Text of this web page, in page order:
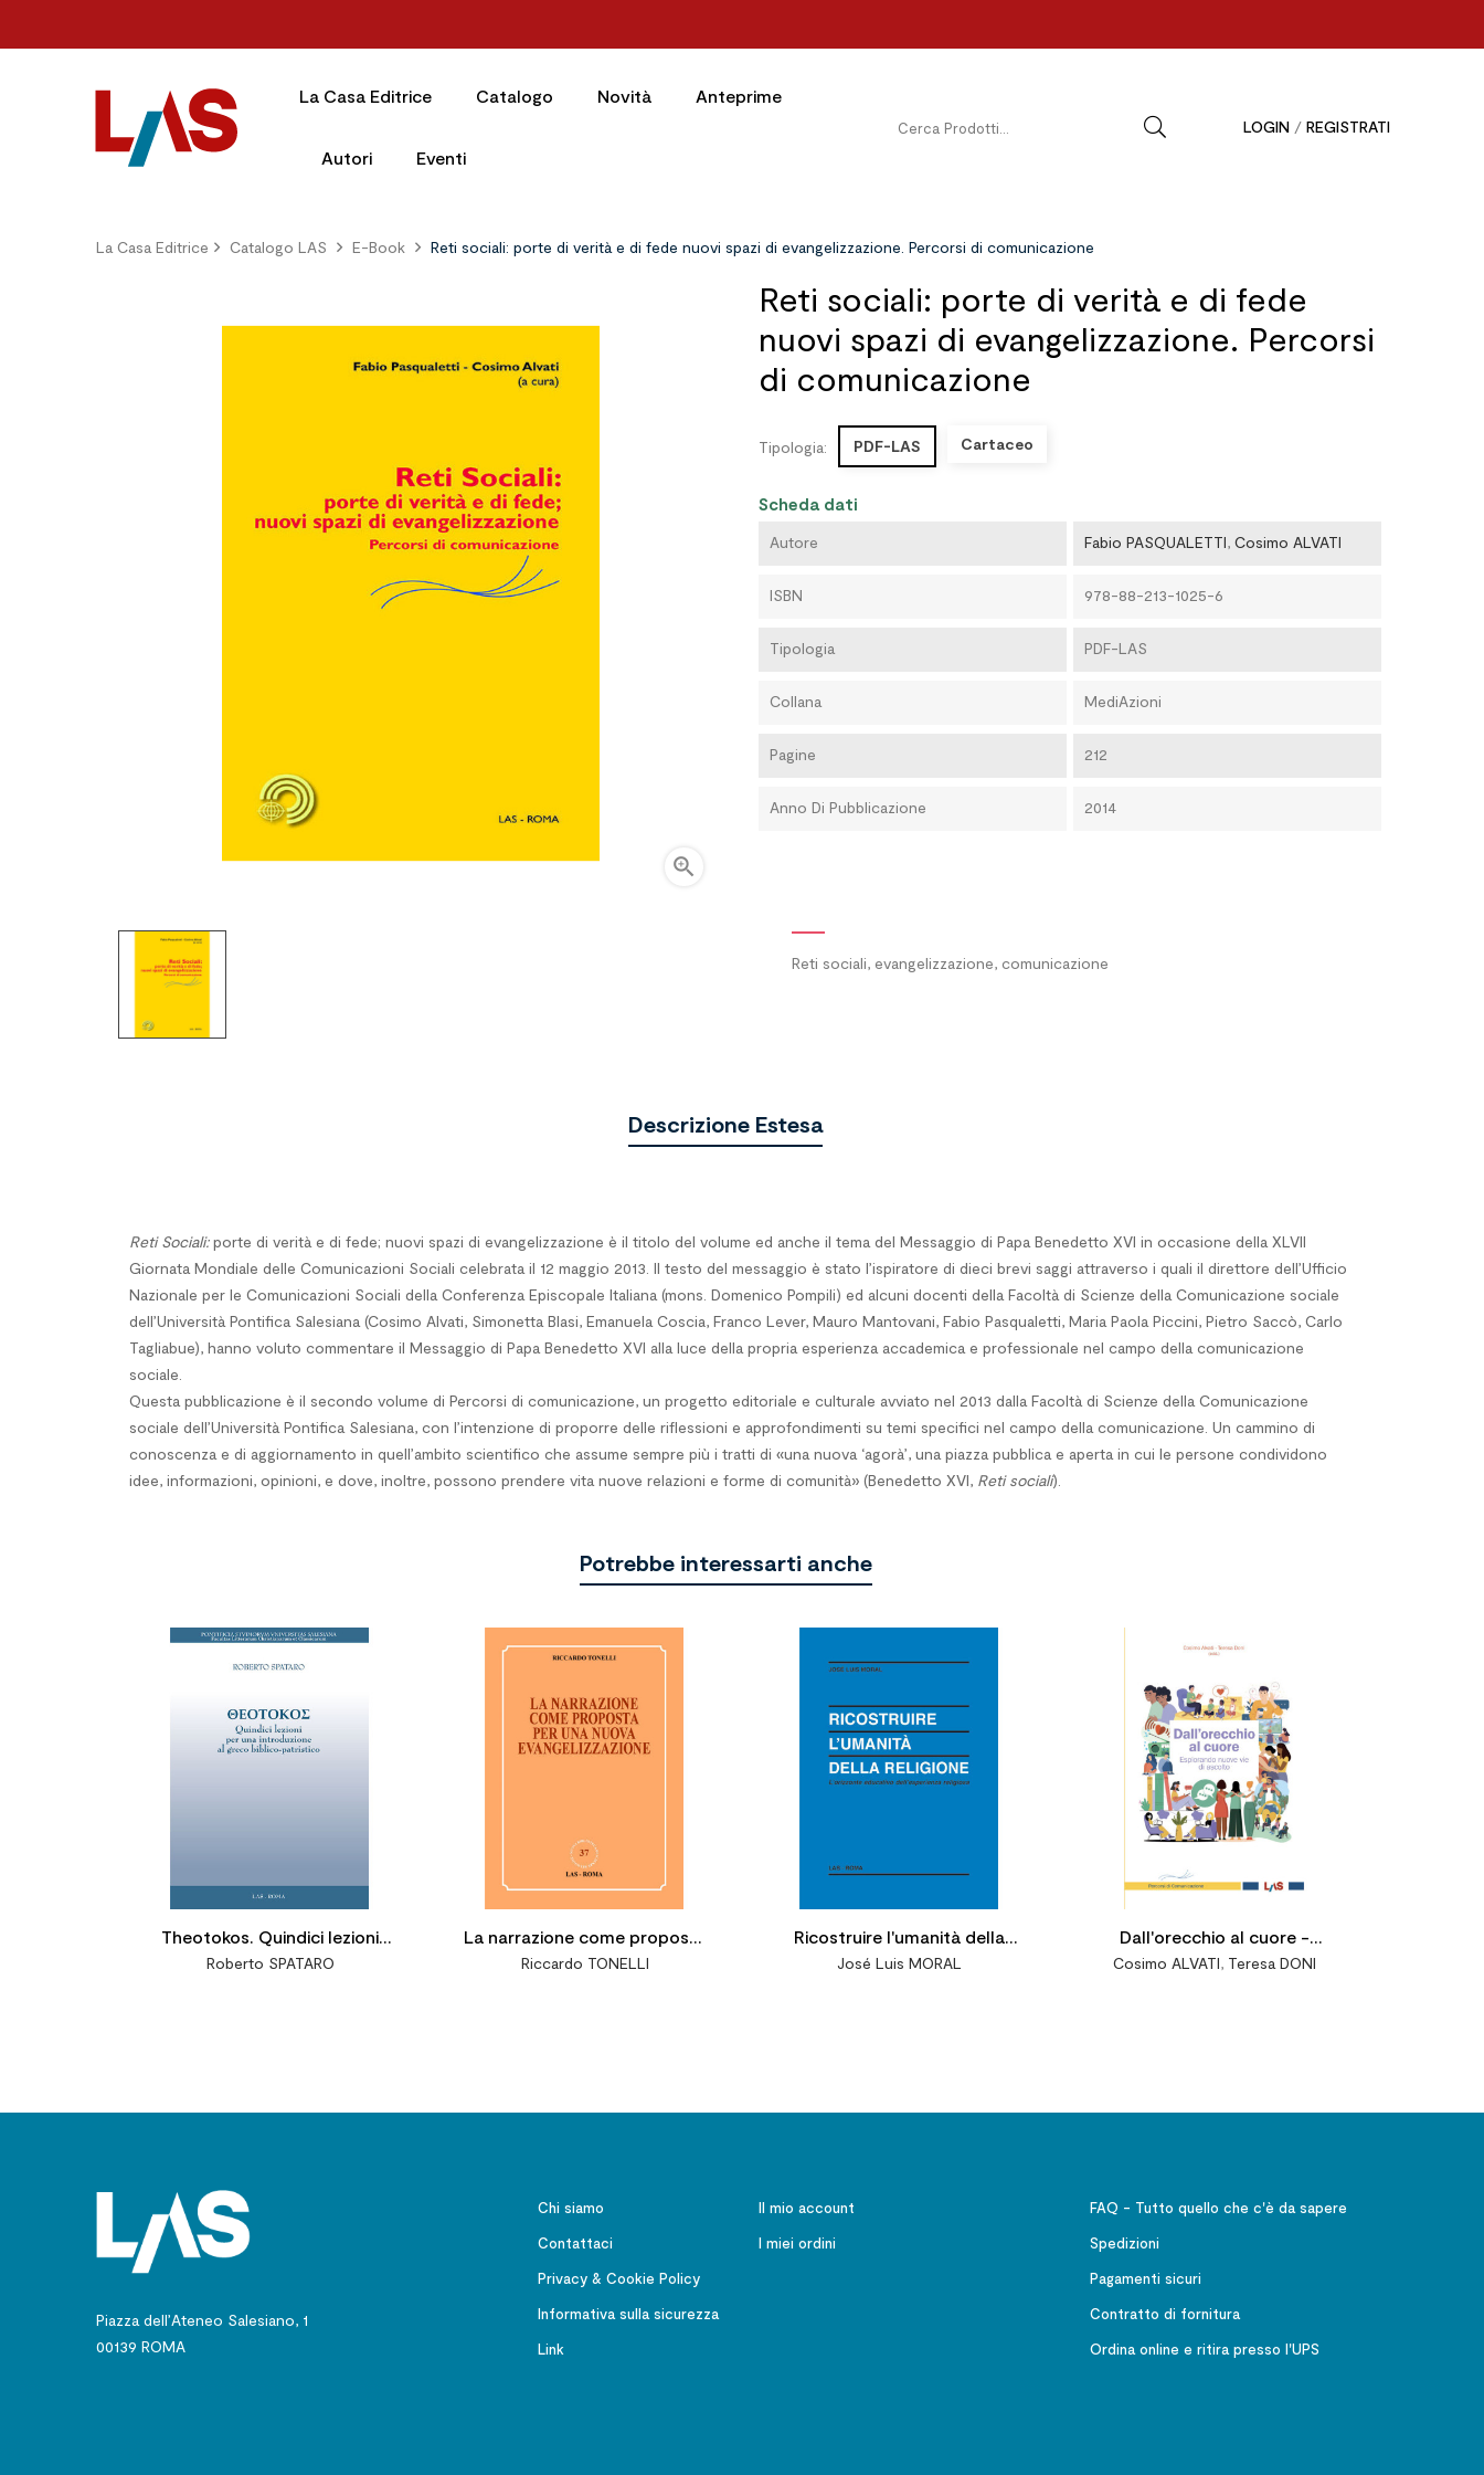
La Casa Editrice Catalogo Novità Anteprime
Autori Eventi
LOGIN / REGISTRATI
La Casa Editrice Catalogo LAS E-Book Reti sociali: porte di verità e di fede nuovi spazi di evangelizzazione. Percorsi di comunicazione

Reti sociali: porte di verità e di fede
nuovi spazi di evangelizzazione. Percorsi
di comunicazione
Tipologia: PDF-LAS Cartaceo
Scheda dati
Autore Fabio PASQUALETTI, Cosimo ALVATI
ISBN 978-88-213-1025-6
Tipologia PDF-LAS
Collana MediAzioni
Pagine 212
Anno Di Pubblicazione 2014
Reti sociali, evangelizzazione, comunicazione
Descrizione Estesa
Reti Sociali:porte di verità e di fede; nuovi spazi di evangelizzazione è il titolo del volume ed anche il tema del Messaggio di Papa Benedetto XVI in occasione della XLVII
Giornata Mondiale delle Comunicazioni Sociali celebrata il 12 maggio 2013. Il testo del messaggio è stato l’ispiratore di dieci brevi saggi attraverso i quali il direttore dell’Ufficio
Nazionale per le Comunicazioni Sociali della Conferenza Episcopale Italiana (mons. Domenico Pompili) ed alcuni docenti della Facoltà di Scienze della Comunicazione sociale
dell’Università Pontifica Salesiana (Cosimo Alvati, Simonetta Blasi, Emanuela Coscia, Franco Lever, Mauro Mantovani, Fabio Pasqualetti, Maria Paola Piccini, Pietro Saccò, Carlo
Tagliabue), hanno voluto commentare il Messaggio di Papa Benedetto XVI alla luce della propria esperienza accademica e professionale nel campo della comunicazione
sociale.
Questa pubblicazione è il secondo volume di Percorsi di comunicazione, un progetto editoriale e culturale avviato nel 2013 dalla Facoltà di Scienze della Comunicazione
sociale dell’Università Pontifica Salesiana, con l’intenzione di proporre delle riflessioni e approfondimenti su temi specifici nel campo della comunicazione. Un cammino di
conoscenza e di aggiornamento in quell’ambito scientifico che assume sempre più i tratti di «una nuova ‘agorà’, una piazza pubblica e aperta in cui le persone condividono
idee, informazioni, opinioni, e dove, inoltre, possono prendere vita nuove relazioni e forme di comunità» (Benedetto XVI, Reti sociali).
Potrebbe interessarti anche
Theotokos. Quindici lezioni
per una introduzione al greco
Roberto SPATARO
La narrazione come proposta
per una nuova
Riccardo TONELLI
Ricostruire l'umanità della
religione. L'orizzonte
José Luis MORAL
Dall'orecchio al cuore -
Esplorando nuove vie
Cosimo ALVATI, Teresa DONI
Piazza dell’Ateneo Salesiano, 1
00139 ROMA
Chi siamo
Contattaci
Privacy & Cookie Policy
Informativa sulla sicurezza
Link
Il mio account
I miei ordini
FAQ - Tutto quello che c'è da sapere
Spedizioni
Pagamenti sicuri
Contratto di fornitura
Ordina online e ritira presso l'UPS